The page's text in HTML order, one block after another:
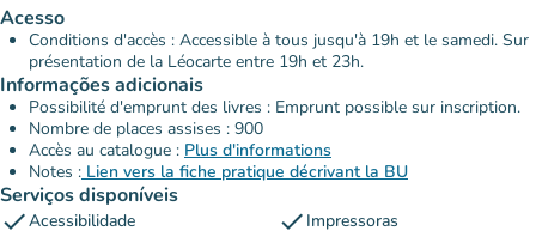
Acesso
Conditions d'accès : Accessible à tous jusqu'à 19h et le samedi. Sur
présentation de la Léocarte entre 19h et 23h.
Informações adicionais
Possibilité d'emprunt des livres : Emprunt possible sur inscription.
Nombre de places assises : 900
Accès au catalogue : Plus d'informations
Notes : Lien vers la fiche pratique décrivant la BU
Serviços disponíveis
checkAcessibilidade check Impressoras